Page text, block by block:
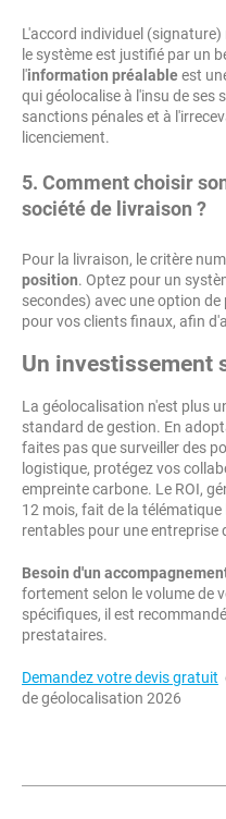
L'accord individuel
le système est justifié par un
l'information préalableest
qui géolocalise à l'insu de ses
sanctions pénales et à
licenciement.
5. Comment choisir
société de livraison ?
Pour la livraison, le critère
position. Optez pour un
secondes) avec une option
pour vos clients finaux, afin
Un investissement
La géolocalisation n'est plus
standard de gestion. En
faites pas que surveiller des
logistique, protégez vos
empreinte carbone. Le ROI,
12 mois, fait de la
rentables pour une
Besoin d'un
fortement selon le volume de
spécifiques, il est
prestataires.
Demandez votre devis gratuit
de géolocalisation 2026